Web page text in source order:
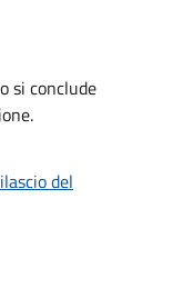
si conclude
del